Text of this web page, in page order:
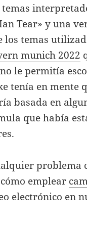
Tear» y una
los temas
munich 2022
le permitía
tenía en mente
basada en
que había
problema
emplear
electrónico en